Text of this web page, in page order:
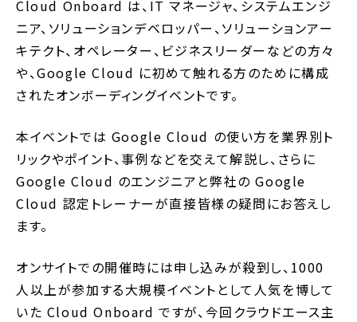
Cloud Onboard は、IT マネージャ、システムエンジ
ニア、ソリューションデベロッパー、ソリューションアー
キテクト、オペレーター、ビジネスリーダーなどの方々
や、Google Cloud に初めて触れる方のために構成
されたオンボーディングイベントです。
本イベントでは Google Cloud の使い方を業界別ト
リックやポイント、事例などを交えて解説し、さらに
Google Cloud のエンジニアと弊社の Google
Cloud 認定トレーナーが直接皆様の疑問にお答えし
ます。
オンサイトでの開催時には申し込みが殺到し、1000
人以上が参加する大規模イベントとして人気を博して
いた Cloud Onboard ですが、今回クラウドエース主